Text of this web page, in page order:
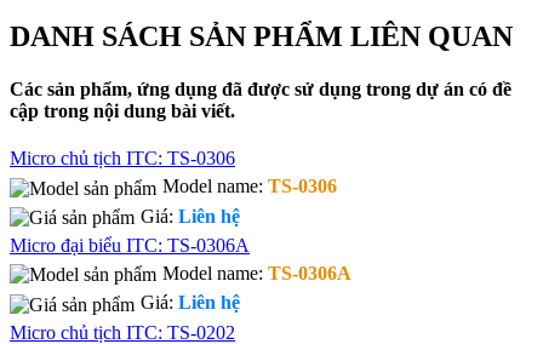
DANH SÁCH SẢN PHẨM LIÊN QUAN
Các sản phẩm, ứng dụng đã được sử dụng trong dự án có đề
cập trong nội dung bài viết.
Micro chủ tịch ITC: TS-0306
Model name: TS-0306
Giá: Liên hệ
Micro đại biểu ITC: TS-0306A
Model name: TS-0306A
Giá: Liên hệ
Micro chủ tịch ITC: TS-0202